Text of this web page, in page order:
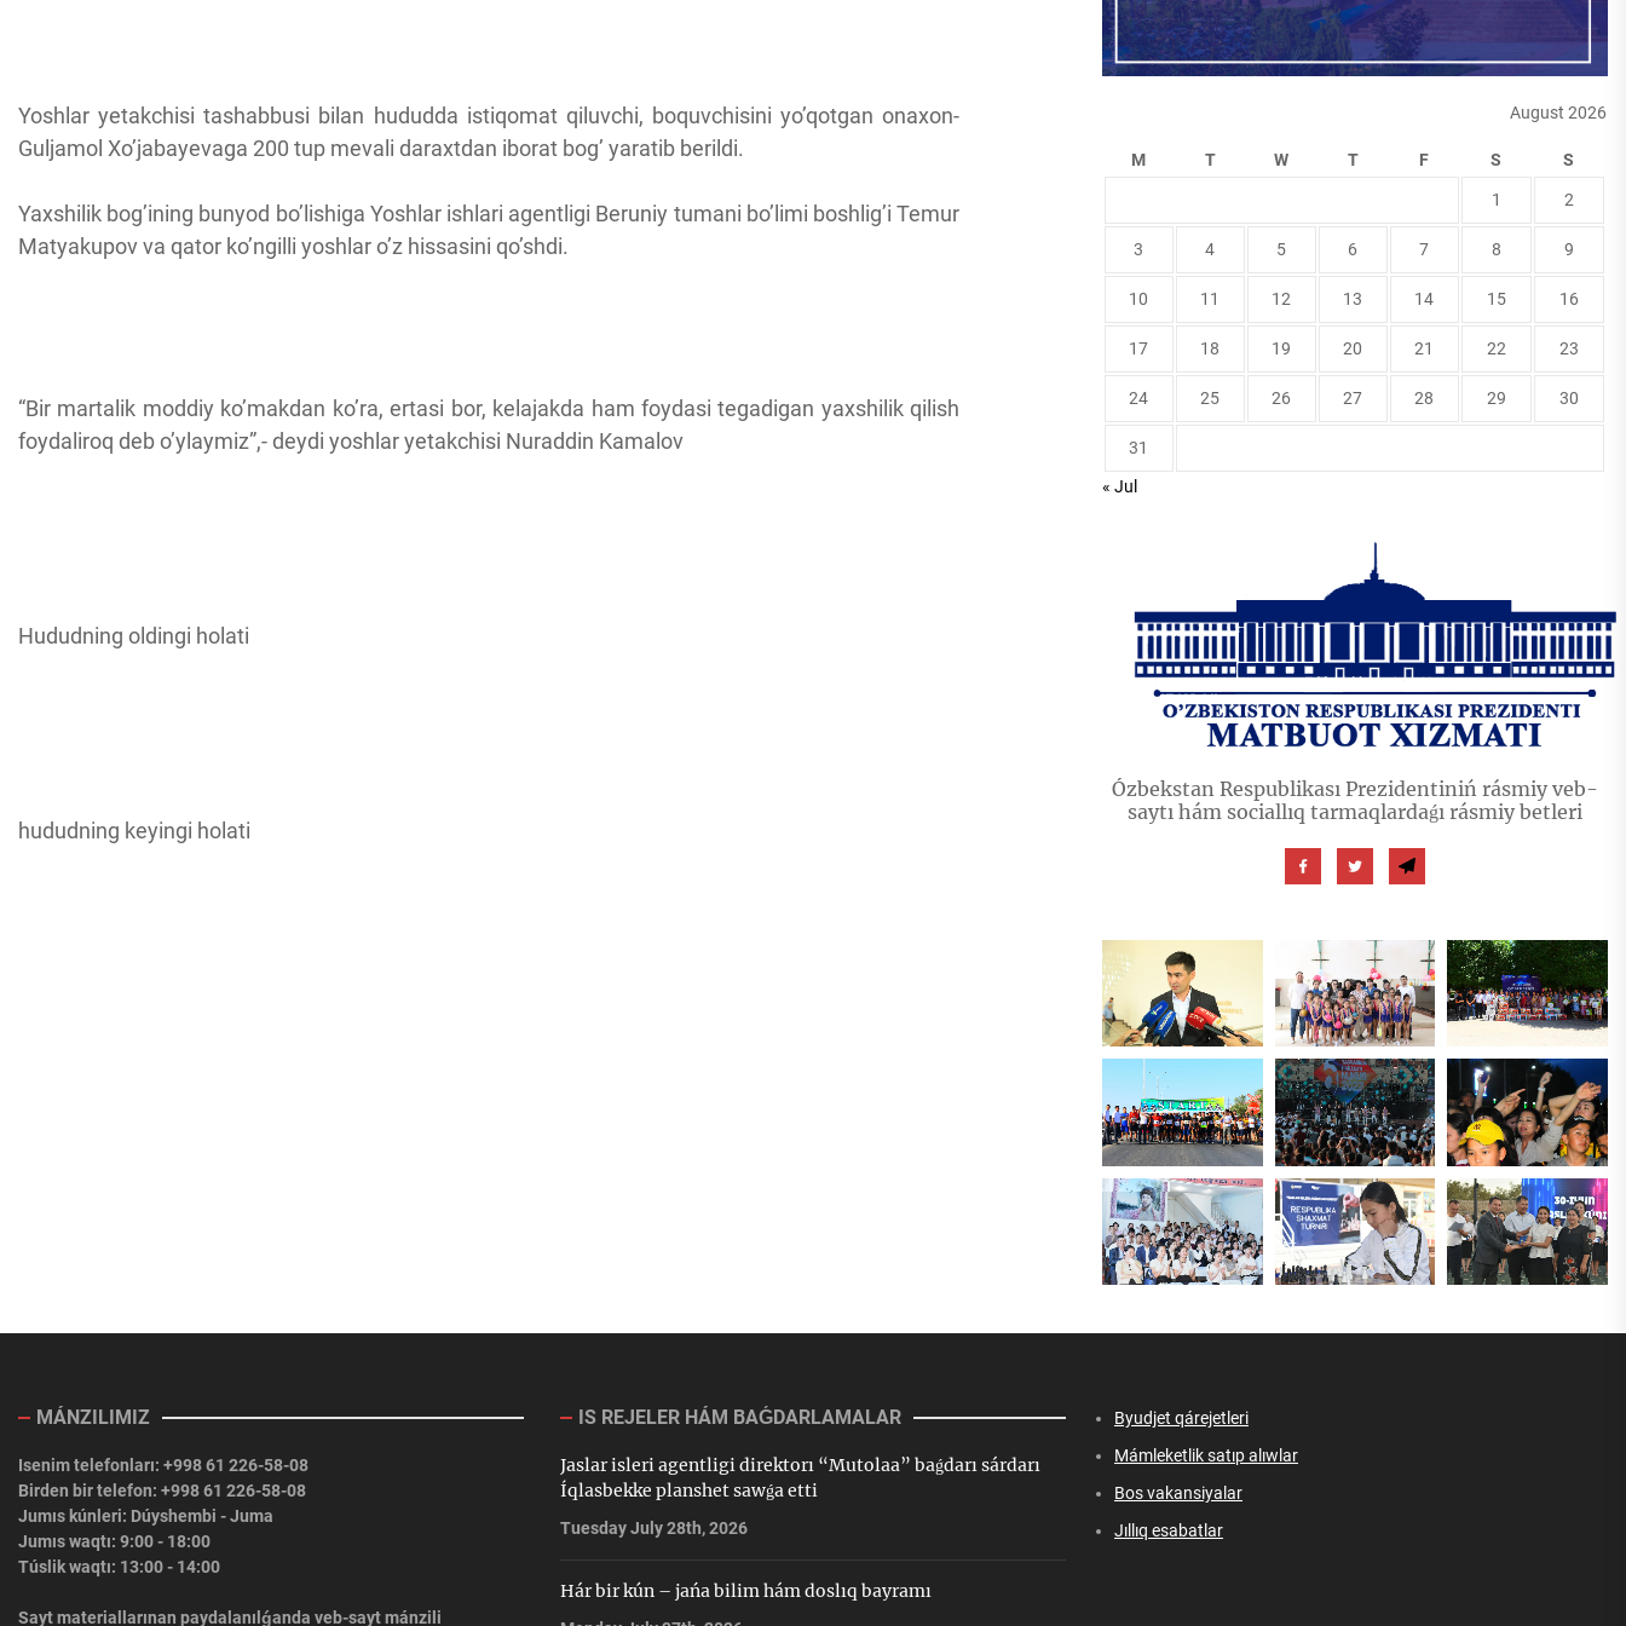
Yoshlar yetakchisi tashabbusi bilan hududda istiqomat qiluvchi, boquvchisini yo’qotgan onaxon-
Guljamol Xo’jabayevaga 200 tup mevali daraxtdan iborat bog’ yaratib berildi.
Yaxshilik bog’ining bunyod bo’lishiga Yoshlar ishlari agentligi Beruniy tumani bo’limi boshlig’i Temur
Matyakupov va qator ko’ngilli yoshlar o’z hissasini qo’shdi.
“Bir martalik moddiy ko’makdan ko’ra, ertasi bor, kelajakda ham foydasi tegadigan yaxshilik qilish
foydaliroq deb o’ylaymiz”,- deydi yoshlar yetakchisi Nuraddin Kamalov
Hududning oldingi holati
hududning keyingi holati
August 2026
M T W T F S S
1 2
3 4 5 6 7 8 9
10 11 12 13 14 15 16
17 18 19 20 21 22 23
24 25 26 27 28 29 30
31
« Jul
Ózbekstan Respublikası Prezidentiniń rásmiy veb-
saytı hám sociallıq tarmaqlardaǵı rásmiy betleri
MÁNZILIMIZ
Isenim telefonları: +998 61 226-58-08
Birden bir telefon: +998 61 226-58-08
Jumıs kúnleri: Dúyshembi - Juma
Jumıs waqtı: 9:00 - 18:00
Túslik waqtı: 13:00 - 14:00
Sayt materiallarınan paydalanılǵanda veb-sayt mánzili
IS REJELER HÁM BAǴDARLAMALAR
Jaslar isleri agentligi direktorı “Mutolaa” baǵdarı sárdarı
Íqlasbekke planshet sawǵa etti
Tuesday July 28th, 2026
Hár bir kún – jańa bilim hám doslıq bayramı
Byudjet qárejetleri
Mámleketlik satıp alıwlar
Bos vakansiyalar
Jıllıq esabatlar